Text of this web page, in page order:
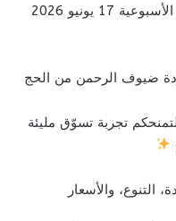
عروض بن داود مكة والمدينة والطائف الأسبوعية 17 يونيو 2026
ضيوف الرحمن من الحج
تجربة تسوّق مليئة
والأسعار